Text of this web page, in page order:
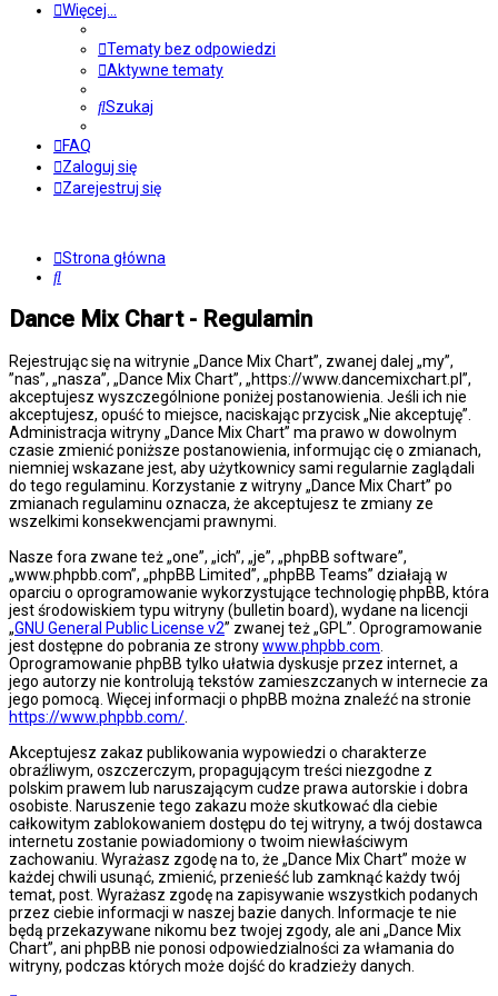
Więcej…
Tematy bez odpowiedzi
Aktywne tematy
Szukaj
FAQ
Zaloguj się
Zarejestruj się
Strona główna
Szukaj
Dance Mix Chart - Regulamin
Rejestrując się na witrynie „Dance Mix Chart”, zwanej dalej „my”,
”nas”, „nasza”, „Dance Mix Chart”, „https://www.dancemixchart.pl”,
akceptujesz wyszczególnione poniżej postanowienia. Jeśli ich nie
akceptujesz, opuść to miejsce, naciskając przycisk „Nie akceptuję”.
Administracja witryny „Dance Mix Chart” ma prawo w dowolnym
czasie zmienić poniższe postanowienia, informując cię o zmianach,
niemniej wskazane jest, aby użytkownicy sami regularnie zaglądali
do tego regulaminu. Korzystanie z witryny „Dance Mix Chart” po
zmianach regulaminu oznacza, że akceptujesz te zmiany ze
wszelkimi konsekwencjami prawnymi.
Nasze fora zwane też „one”, „ich”, „je”, „phpBB software”,
„www.phpbb.com”, „phpBB Limited”, „phpBB Teams” działają w
oparciu o oprogramowanie wykorzystujące technologię phpBB, która
jest środowiskiem typu witryny (bulletin board), wydane na licencji
„GNU General Public License v2” zwanej też „GPL”. Oprogramowanie
jest dostępne do pobrania ze stronywww.phpbb.com
Oprogramowanie phpBB tylko ułatwia dyskusje przez internet, a
jego autorzy nie kontrolują tekstów zamieszczanych w internecie za
jego pomocą. Więcej informacji o phpBB można znaleźć na stronie
https://www.phpbb.com/
Akceptujesz zakaz publikowania wypowiedzi o charakterze
obraźliwym, oszczerczym, propagującym treści niezgodne z
polskim prawem lub naruszającym cudze prawa autorskie i dobra
osobiste. Naruszenie tego zakazu może skutkować dla ciebie
całkowitym zablokowaniem dostępu do tej witryny, a twój dostawca
internetu zostanie powiadomiony o twoim niewłaściwym
zachowaniu. Wyrażasz zgodę na to, że „Dance Mix Chart” może w
każdej chwili usunąć, zmienić, przenieść lub zamknąć każdy twój
temat, post. Wyrażasz zgodę na zapisywanie wszystkich podanych
przez ciebie informacji w naszej bazie danych. Informacje te nie
będą przekazywane nikomu bez twojej zgody, ale ani „Dance Mix
Chart”, ani phpBB nie ponosi odpowiedzialności za włamania do
witryny, podczas których może dojść do kradzieży danych.